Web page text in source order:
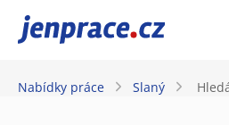
JenPráce.cz
Nabídky práce Slaný